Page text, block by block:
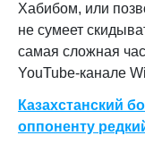
Хабибом, или
не сумеет
самая сложная
YouTube-канале
Казахстанский
оппоненту